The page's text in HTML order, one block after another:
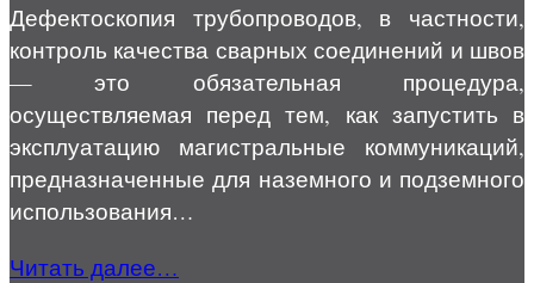
Дефектоскопия трубопроводов, в частности,
контроль качества сварных соединений и швов
— это обязательная процедура,
осуществляемая перед тем, как запустить в
эксплуатацию магистральные коммуникаций,
предназначенные для наземного и подземного
использования…
Читать далее…